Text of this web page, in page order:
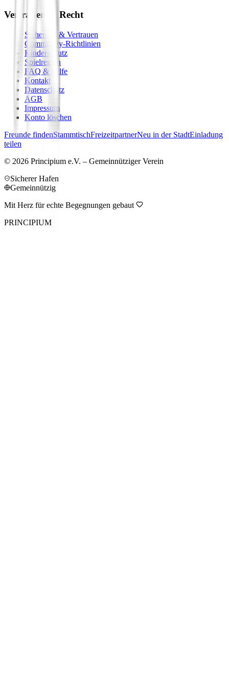
Vertrauen & Recht
Sicherheit & Vertrauen
Community-Richtlinien
Kinderschutz
Spielregeln
FAQ & Hilfe
Kontakt
Datenschutz
AGB
Impressum
Konto löschen
Freunde findenStammtischFreizeitpartnerNeu in der StadtEinladung
teilen
© 2026 Principium e.V. – Gemeinnütziger Verein
Sicherer Hafen
Gemeinnützig
Mit Herz für echte Begegnungen gebaut
PRINCIPIUM